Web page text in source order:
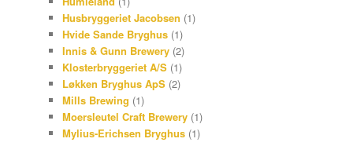
Husbryggeriet Jacobsen (1)
Hvide Sande Bryghus (1)
Innis & Gunn Brewery (2)
Klosterbryggeriet A/S (1)
Løkken Bryghus ApS (2)
Mills Brewing (1)
Moersleutel Craft Brewery (1)
Mylius-Erichsen Bryghus (1)